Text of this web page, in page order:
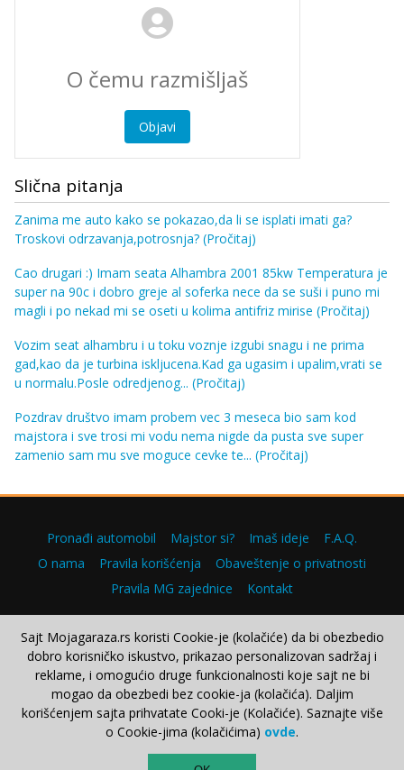
Objavi
Slična pitanja
Zanima me auto kako se pokazao,da li se isplati imati ga?
Troskovi odrzavanja,potrosnja? (Pročitaj)
Cao drugari :) Imam seata Alhambra 2001 85kw Temperatura je
super na 90c i dobro greje al soferka nece da se suši i puno mi
magli i po nekad mi se oseti u kolima antifriz mirise (Pročitaj)
Vozim seat alhambru i u toku voznje izgubi snagu i ne prima
gad,kao da je turbina iskljucena.Kad ga ugasim i upalim,vrati se
u normalu.Posle odredjenog... (Pročitaj)
Pozdrav društvo imam probem vec 3 meseca bio sam kod
majstora i sve trosi mi vodu nema nigde da pusta sve super
zamenio sam mu sve moguce cevke te... (Pročitaj)
Pronađi automobil Majstor si? Imaš ideje
F.A.Q.
O nama
Pravila korišćenja
Obaveštenje o privatnosti
Pravila MG zajednice
Kontakt
Copyright © 2000–2026.
Sajt Mojagaraza.rs koristi Cookie-je (kolačiće) da bi obezbedio
dobro korisničko iskustvo, prikazao personalizovan sadržaj i
reklame, i omogućio druge funkcionalnosti koje sajt ne bi
mogao da obezbedi bez cookie-ja (kolačića). Daljim
korišćenjem sajta prihvatate Cooki-je (Kolačiće). Saznajte više
o Cookie-jima (kolačićima) ovde.